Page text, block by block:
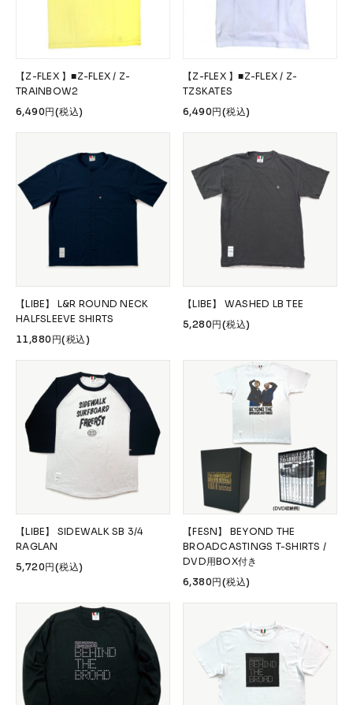
【Z-FLEX 】■Z-FLEX / Z-
TRAINBOW2
6,490円(税込)
【Z-FLEX 】■Z-FLEX / Z-
TZSKATES
6,490円(税込)
【LIBE】 L&R ROUND NECK
HALFSLEEVE SHIRTS
11,880円(税込)
【LIBE】 WASHED LB TEE
5,280円(税込)
【LIBE】 SIDEWALK SB 3/4
RAGLAN
5,720円(税込)
【FESN】 BEYOND THE
BROADCASTINGS T-SHIRTS /
DVD用BOX付き
6,380円(税込)